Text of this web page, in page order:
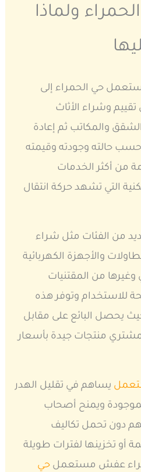
ولماذا
حي الحمراء إلى
وشراء الأثاث
والمكاتب ثم إعادة
حسب حالته وجودته وقيمته
من أكثر الخدمات
التي تشهد حركة انتقال
من الفئات مثل شراء
والأجهزة الكهربائية
وغيرها من المقتنيات
للاستخدام وتوفر هذه
يحصل البائع على مقابل
منتجات جيدة بأسعار
يساهم في تقليل الهدر
ويمنح أصحاب
دون تحمل تكاليف
أو تخزينها لفترات طويلة
عفش مستعمل حي